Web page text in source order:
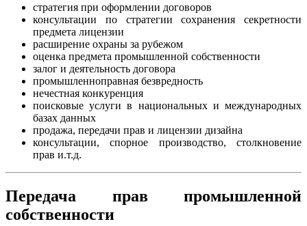
стратегия при оформлении договоров
консультации по стратегии сохранения секретности
предмета лицензии
расширение охраны за рубежом
оценка предмета промышленной собственности
залог и деятельность договора
промышленноправная безвредность
нечестная конкуренция
поисковые услуги в национальных и международных
базах данных
продажа, передачи прав и лицензии дизайна
консультации, спорное производство, столкновение
прав и.т.д.
Передача прав промышленной
собственности